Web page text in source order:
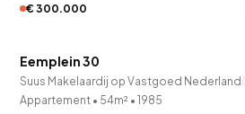
€ 300.000
Eemplein 30
Suus Makelaardij op Vastgoed Nederland
Appartement • 54m² • 1985